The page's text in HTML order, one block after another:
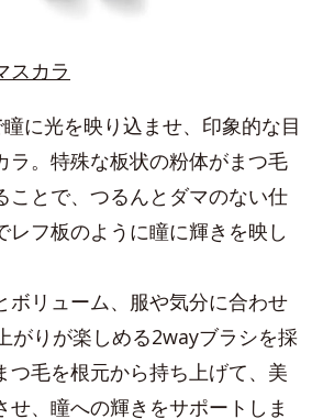
スカラ
瞳に光を映り込ませ、印象的な目
ラ。特殊な板状の粉体がまつ毛
ことで、つるんとダマのない仕
レフ板のように瞳に輝きを映し
ボリューム、服や気分に合わせ
がりが楽しめる2wayブラシを採
つ毛を根元から持ち上げて、美
せ、瞳への輝きをサポートしま